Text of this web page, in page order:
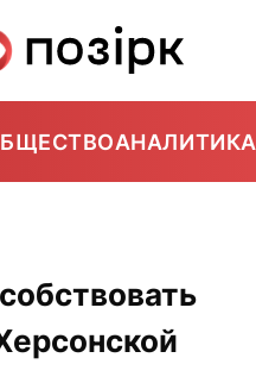
АНАЛИТИКА